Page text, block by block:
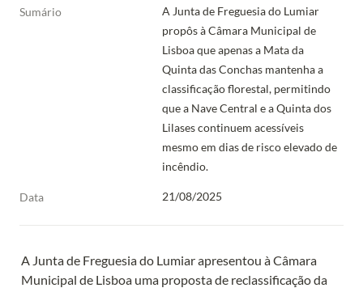
Sumário
A Junta de Freguesia do Lumiar
propôs à Câmara Municipal de
Lisboa que apenas a Mata da
Quinta das Conchas mantenha a
classificação florestal, permitindo
que a Nave Central e a Quinta dos
Lilases continuem acessíveis
mesmo em dias de risco elevado de
incêndio.
Data 21/08/2025
A Junta de Freguesia do Lumiar apresentou à Câmara
Municipal de Lisboa uma proposta de reclassificação da